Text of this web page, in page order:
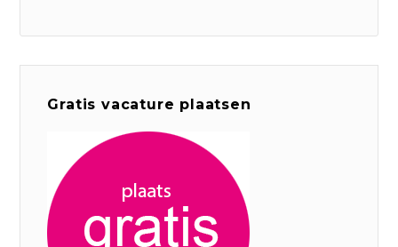
Gratis vacature plaatsen